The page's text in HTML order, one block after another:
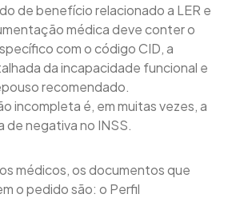
de benefício relacionado a LER e
médica deve conter o
com o código CID, a
da incapacidade funcional e
recomendado.
incompleta é, em muitas vezes, a
de negativa no INSS.
médicos, os documentos que
o pedido são: o Perfil